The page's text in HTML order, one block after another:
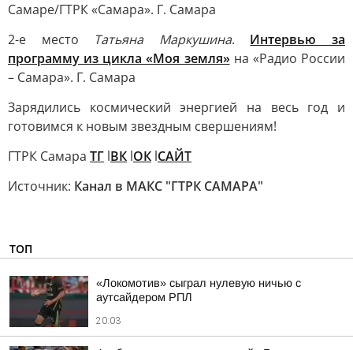
Самаре/ГТРК «Самара». Г. Самара
2-е место Татьяна Маркушина. Интервью за
программу из цикла «Моя земля»на «Радио России
– Самара». Г. Самара
Зарядились космический энергией на весь год и
готовимся к новым звездным свершениям!
ГТРК Самара ТГ lВК lОК lСАЙТ
Источник: Канал в МАКС "ГТРК САМАРА"
ТОП
«Локомотив» сыграл нулевую ничью с
аутсайдером РПЛ
20:03